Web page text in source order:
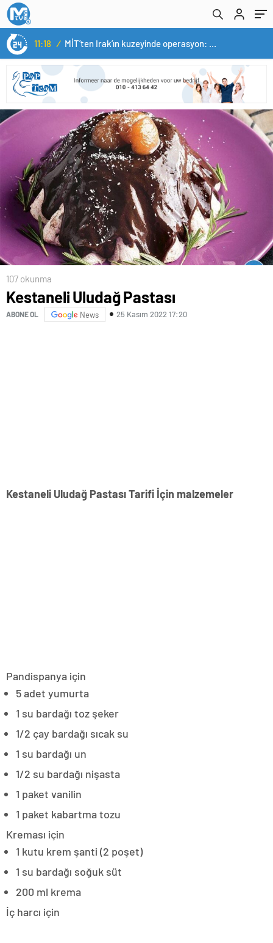
11:18 / MİT’ten Irak’ın kuzeyinde operasyon: Ramazan Güneş Türkiye’ye getirildi
107 okunma
Kestaneli Uludağ Pastası
ABONE OL News 25 Kasım 2022 17:20
Kestaneli Uludağ Pastası Tarifi İçin malzemeler
Pandispanya için
5 adet yumurta
1 su bardağı toz şeker
1/2 çay bardağı sıcak su
1 su bardağı un
1/2 su bardağı nişasta
1 paket vanilin
1 paket kabartma tozu
Kreması için
1 kutu krem şanti (2 poşet)
1 su bardağı soğuk süt
200 ml krema
İç harcı için